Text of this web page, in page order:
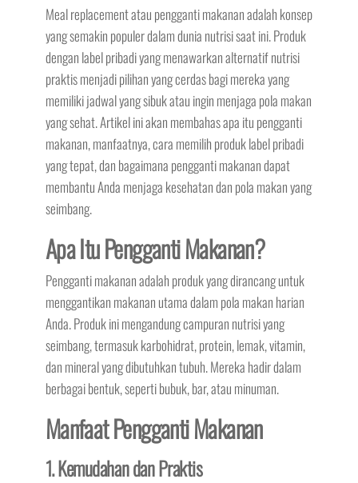
Meal replacement atau pengganti makanan adalah konsep
yang semakin populer dalam dunia nutrisi saat ini. Produk
dengan label pribadi yang menawarkan alternatif nutrisi
praktis menjadi pilihan yang cerdas bagi mereka yang
memiliki jadwal yang sibuk atau ingin menjaga pola makan
yang sehat. Artikel ini akan membahas apa itu pengganti
makanan, manfaatnya, cara memilih produk label pribadi
yang tepat, dan bagaimana pengganti makanan dapat
membantu Anda menjaga kesehatan dan pola makan yang
seimbang.
Apa Itu Pengganti Makanan?
Pengganti makanan adalah produk yang dirancang untuk
menggantikan makanan utama dalam pola makan harian
Anda. Produk ini mengandung campuran nutrisi yang
seimbang, termasuk karbohidrat, protein, lemak, vitamin,
dan mineral yang dibutuhkan tubuh. Mereka hadir dalam
berbagai bentuk, seperti bubuk, bar, atau minuman.
Manfaat Pengganti Makanan
1. Kemudahan dan Praktis